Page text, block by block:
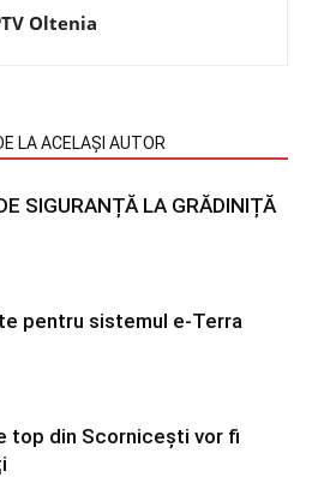
Oltenia
LA ACELAȘI AUTOR
SIGURANȚĂ LA GRĂDINIȚĂ
pentru sistemul e-Terra
top din Scornicești vor fi